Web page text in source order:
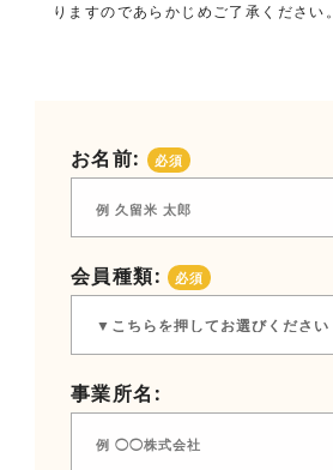
りますのであらかじめご了承ください。
お名前: 必須
会員種類: 必須
事業所名: